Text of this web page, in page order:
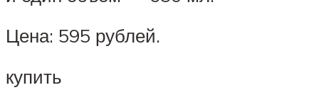
Цена: 595 рублей.
купить